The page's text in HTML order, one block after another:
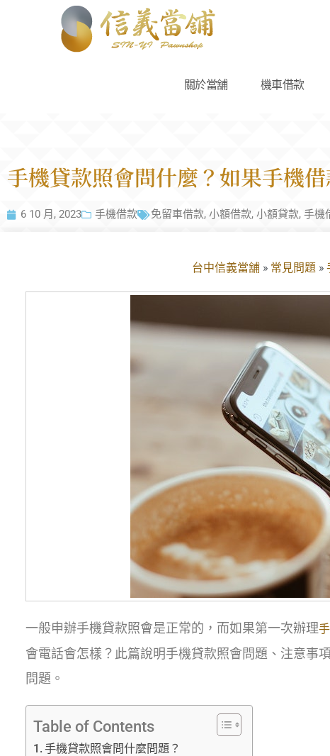
關於當舖 機車借款
手機貸款照會問什麼？如果手機
6 10 月, 2023 手機借款 免留車借款, 小額借款, 小額貸款, 手機
台中信義當舖 » 常見問題 »
一般申辦手機貸款照會是正常的，而如果第一次辦理
會電話會怎樣？此篇說明手機貸款照會問題、注意事
問題。
Table of Contents
手機貸款照會問什麼問題？